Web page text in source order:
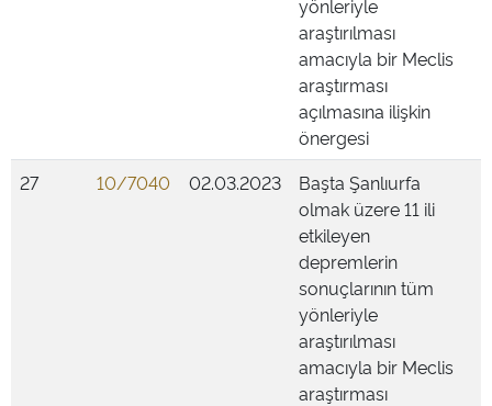
yönleriyle
araştırılması
amacıyla bir Meclis
araştırması
açılmasına ilişkin
önergesi
27
10/7040 02.03.2023
Başta Şanlıurfa
olmak üzere 11 ili
etkileyen
depremlerin
sonuçlarının tüm
yönleriyle
araştırılması
amacıyla bir Meclis
araştırması